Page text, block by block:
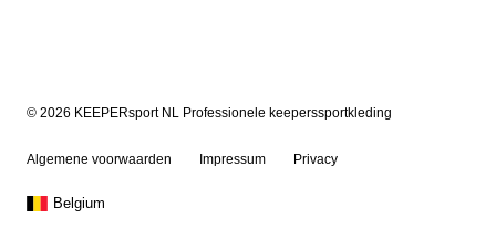
© 2026 KEEPERsport NL Professionele keeperssportkleding
Algemene voorwaarden Impressum Privacy
Belgium